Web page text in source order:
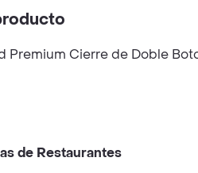
Premium Cierre de Doble
de Restaurantes